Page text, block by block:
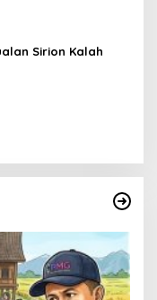
Sirion Kalah